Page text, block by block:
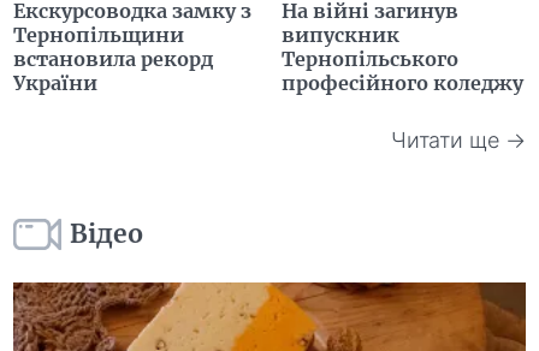
Екскурсоводка замку з
Тернопільщини
встановила рекорд
України
На війні загинув
випускник
Тернопільського
професійного коледжу
Читати ще →
Відео